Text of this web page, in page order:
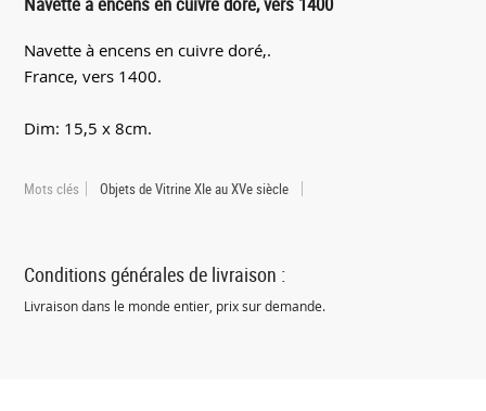
Navette à encens en cuivre doré,.
France, vers 1400.
Dim: 15,5 x 8cm.
Mots clés Objets de Vitrine XIe au XVe siècle
Conditions générales de livraison :
Livraison dans le monde entier, prix sur demande.